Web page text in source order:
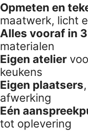
Opmeten en
maatwerk, licht
Alles vooraf in
materialen
Eigen atelier
keukens
Eigen plaatsers
afwerking
Eén
tot oplevering